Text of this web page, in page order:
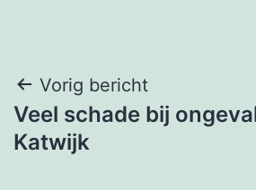
Bericht
navigatie
Vorig bericht
Veel schade bij
Katwijk